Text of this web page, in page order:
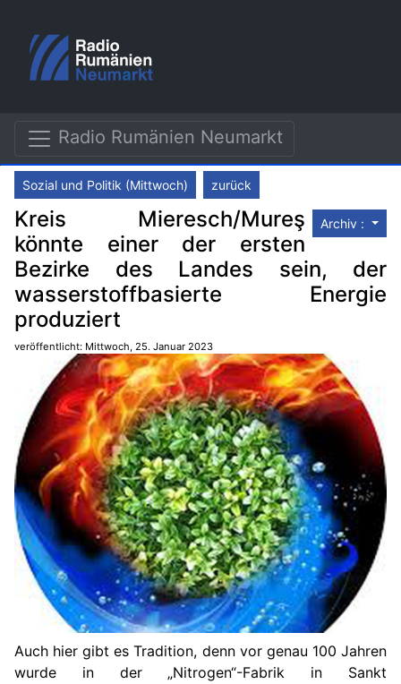
Radio Rumänien Neumarkt
Sozial und Politik (Mittwoch) zurück
Archiv :
Kreis Mieresch/Mureş
könnte einer der ersten
Bezirke des Landes sein, der
wasserstoffbasierte Energie
produziert
veröffentlicht: Mittwoch, 25. Januar 2023
Auch hier gibt es Tradition, denn vor genau 100 Jahren
wurde in der „Nitrogen“-Fabrik in Sankt